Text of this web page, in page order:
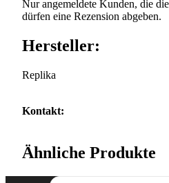
Nur angemeldete Kunden, die
dürfen eine Rezension abgeben.
Hersteller:
Replika
Kontakt:
Ähnliche Produkte